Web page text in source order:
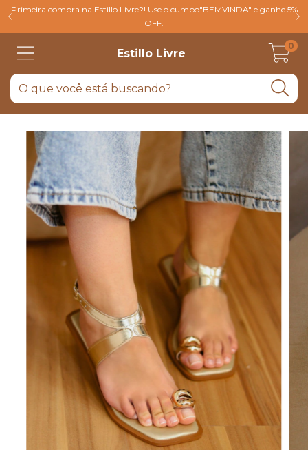
Primeira compra na Estillo Livre?! Use o cumpo"BEMVINDA" e ganhe 5%
OFF.
Estillo Livre
0